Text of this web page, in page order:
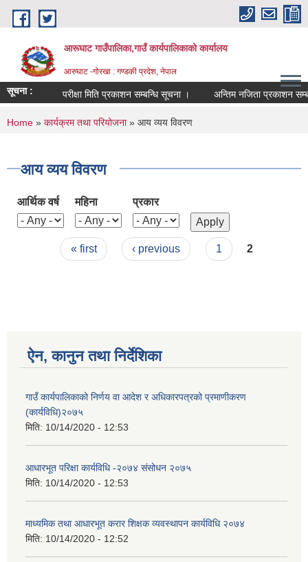
Skip to main content
आरूघाट गाउँपालिका,गाउँ कार्यपालिकाको कार्यालय
आरुघाट -गोरखा : गण्डकी प्रदेश, नेपाल
सूचना : परीक्षा मिति प्रकाशन सम्बन्धि सूचना । अन्तिम नजिता प्रकाशन सम्बन्धि
You are here
Home » कार्यक्रम तथा परियोजना» आय व्यय विवरण
आय व्यय विवरण
आर्थिक वर्ष महिना प्रकार
Pages« first ‹ previous 1 2
ऐन, कानुन तथा निर्देशिका
गाउँ कार्यपालिकाको निर्णय वा आदेश र अधिकारपत्रको प्रमाणीकरण
(कार्यविधि)२०७५
मिति: 10/14/2020 - 12:53
आधारभूत परिक्षा कार्यविधि -२०७४ संसोधन २०७५
मिति: 10/14/2020 - 12:53
माध्यमिक तथा आधारभूत करार शिक्षक व्यवस्थापन कार्यविधि २०७४
मिति: 10/14/2020 - 12:52